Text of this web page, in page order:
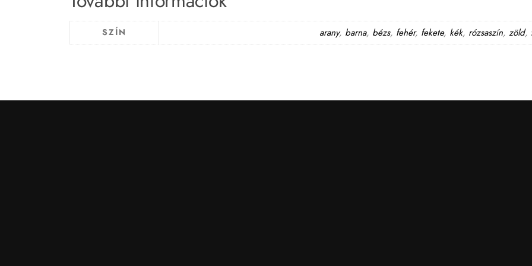
SZÍN arany, barna, bézs, fehér, fekete, kék, rózsaszín, zöld,